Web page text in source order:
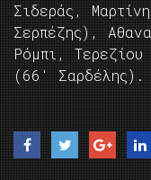
Σιδεράς,
Σερπέζης),
Ρόμπι,
(66′ Σαρδέλης).